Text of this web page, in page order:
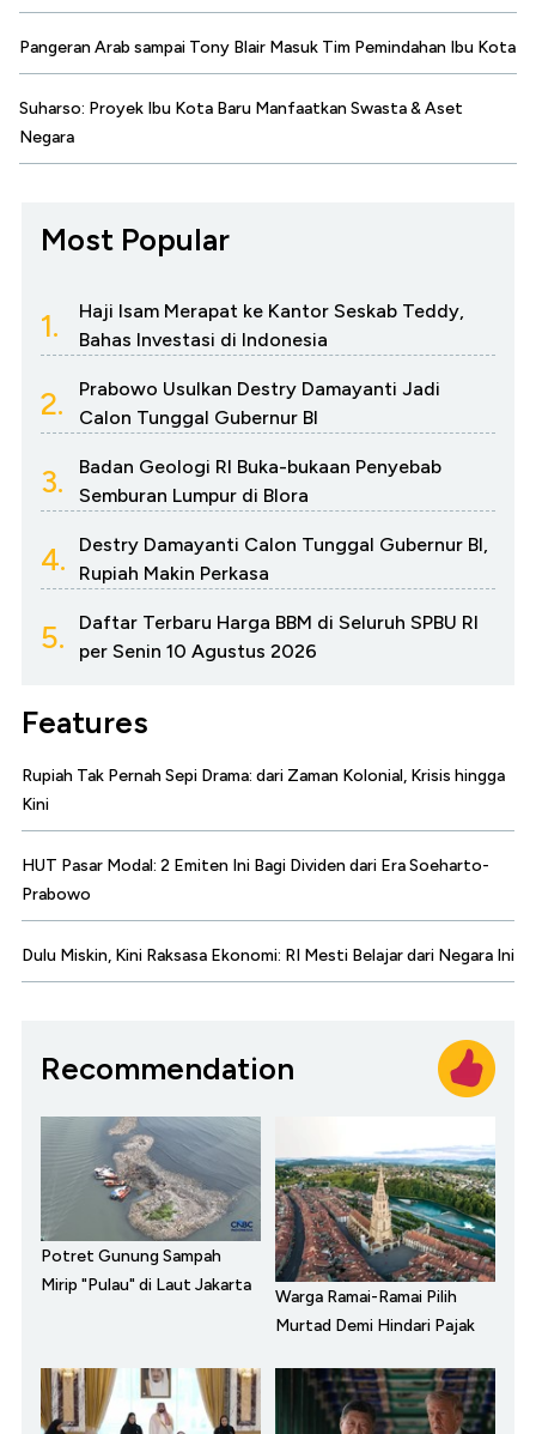
Pangeran Arab sampai Tony Blair Masuk Tim Pemindahan Ibu Kota
Suharso: Proyek Ibu Kota Baru Manfaatkan Swasta & Aset
Negara
Most Popular
1.
Haji Isam Merapat ke Kantor Seskab Teddy,
Bahas Investasi di Indonesia
2.
Prabowo Usulkan Destry Damayanti Jadi
Calon Tunggal Gubernur BI
3.
Badan Geologi RI Buka-bukaan Penyebab
Semburan Lumpur di Blora
4.
Destry Damayanti Calon Tunggal Gubernur BI,
Rupiah Makin Perkasa
5.
Daftar Terbaru Harga BBM di Seluruh SPBU RI
per Senin 10 Agustus 2026
Features
Rupiah Tak Pernah Sepi Drama: dari Zaman Kolonial, Krisis hingga
Kini
HUT Pasar Modal: 2 Emiten Ini Bagi Dividen dari Era Soeharto-
Prabowo
Dulu Miskin, Kini Raksasa Ekonomi: RI Mesti Belajar dari Negara Ini
Recommendation
Potret Gunung Sampah
Mirip "Pulau" di Laut Jakarta
Warga Ramai-Ramai Pilih
Murtad Demi Hindari Pajak